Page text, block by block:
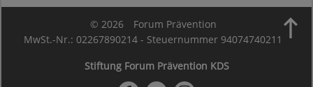
© 2026
Forum Prävention
MwSt.-Nr.: 02267890214 - Steuernummer 94074740211
Stiftung Forum Prävention KDS
